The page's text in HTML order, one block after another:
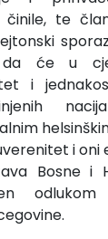
te
da će u
i
i oni
Bosne i
odlukom